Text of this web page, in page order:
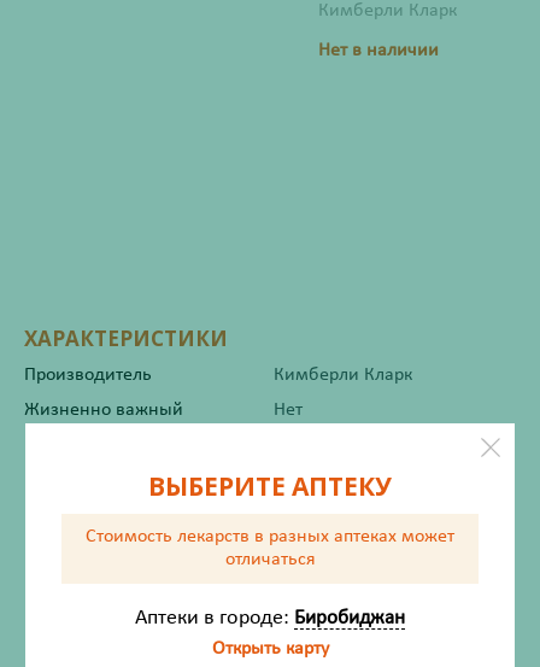
Кимберли Кларк
Нет в наличии
ХАРАКТЕРИСТИКИ
Производитель
Кимберли Кларк
Жизненно важный
Нет
Инструкция по применению
Описание
ВЫБЕРИТЕ АПТЕКУ
Стоимость лекарств в разных аптеках может
отличаться
Аптеки в городе: Биробиджан
Открыть карту